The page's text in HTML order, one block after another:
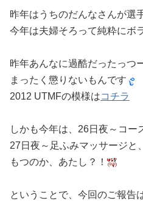
昨年はうちのだんなさんが選
今年は夫婦そろって純粋にボ
昨年あんなに過酷だったっつ
まったく懲りないもんです
2012 UTMFの模様はコチラ
しかも今年は、26日夜～コー
27日夜～足ふみマッサージと
もつのか、あたし？！
ということで、今回のご報告